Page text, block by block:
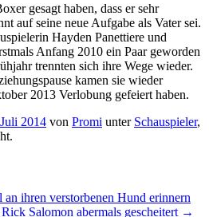
gesagt haben, dass er sehr
auf seine neue Aufgabe als Vater sei.
Hayden Panettiere und
Anfang 2010 ein Paar geworden
trennten sich ihre Wege wieder.
kamen sie wieder
2013 Verlobung gefeiert haben.
2014 von Promi unter Schauspieler,
ihren verstorbenen Hund erinnern
Salomon abermals gescheitert →